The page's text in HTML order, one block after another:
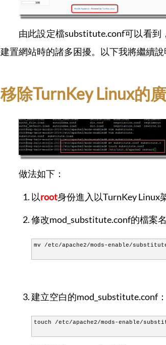
由此設定檔substitute.conf可以看到
建置網站時的諸多困擾。以下我將繼續說
移除TurnKey Linux的
做法如下：
以root身份進入以TurnKey Linux
修改mod_substitute.conf的檔案名
mv /etc/apache2/mods-enable/
建立空白的mod_substitute.conf：
touch /etc/apache2/mods-enable/